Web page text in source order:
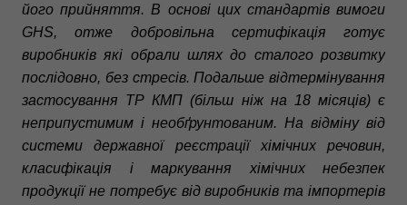
його прийняття. В основі цих стандартів вимоги
GHS, отже добровільна сертифікація готує
виробників які обрали шлях до сталого розвитку
послідовно, без стресів. Подальше відтермінування
застосування ТР КМП (більш ніж на 18 місяців) є
неприпустимим і необґрунтованим. На відміну від
системи державної реєстрації хімічних речовин,
класифікація і маркування хімічних небезпек
продукції не потребує від виробників та імпортерів